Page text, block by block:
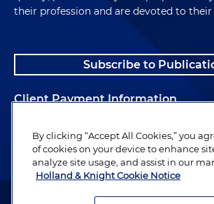
their profession and are devoted to their
Subscribe to
Client Payment Information
Alumni
Attorney Advertising. Copyright © 1996–2026
By clicking “Accept All Cookies,” you
of cookies on your device to enhance
analyze site usage, and assist in our
Holland & Knight Cookie Notice